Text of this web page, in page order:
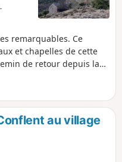
remarquables. Ce
et chapelles de cette
de retour depuis la
sous-bois. Un sens de
nécessaires. La trace
les quelques panneaux
Comptez 6h pour
sites et pauses
au village